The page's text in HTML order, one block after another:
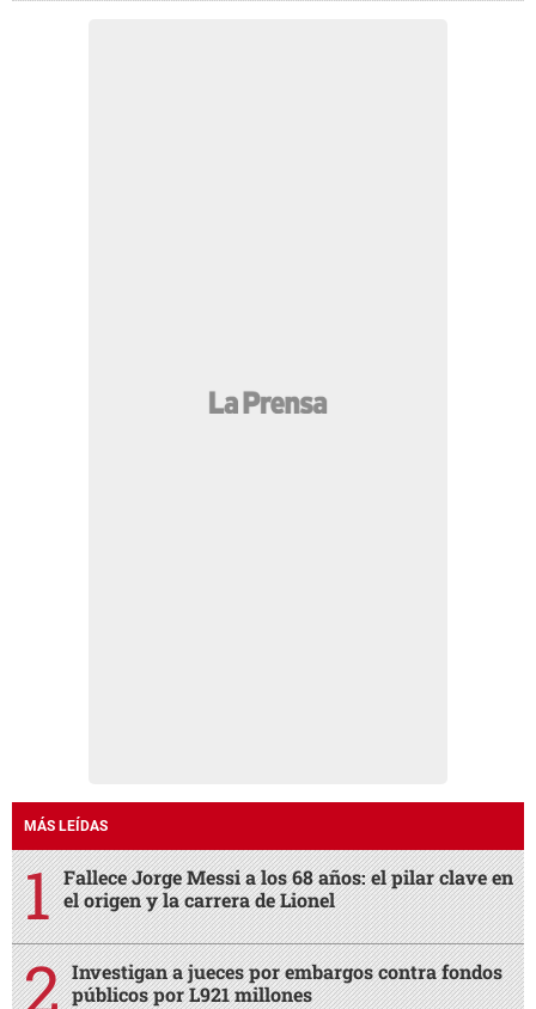
MÁS LEÍDAS
Fallece Jorge Messi a los 68 años: el pilar clave en
el origen y la carrera de Lionel
Investigan a jueces por embargos contra fondos
públicos por L921 millones